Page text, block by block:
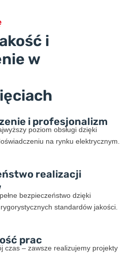
i
w
i profesjonalizm
poziom obsługi dzięki
na rynku elektrycznym.
realizacji
bezpieczeństwo dzięki
standardów jakości.
prac
czas – zawsze realizujemy projekty